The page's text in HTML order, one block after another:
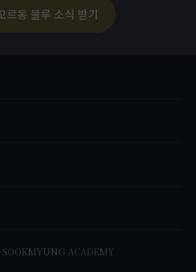
르동 블루 소식 받기
ACADEMY